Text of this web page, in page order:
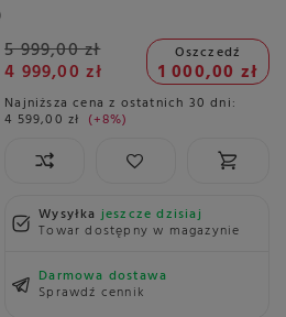
5 999,00 zł
4 999,00 zł
Oszczedź
1 000,00 zł
Najniższa cena z ostatnich 30 dni:
4 599,00 zł +8%
Wysyłkajeszcze dzisiaj
Towar dostępny w magazynie
Darmowa dostawa
Sprawdź cennik